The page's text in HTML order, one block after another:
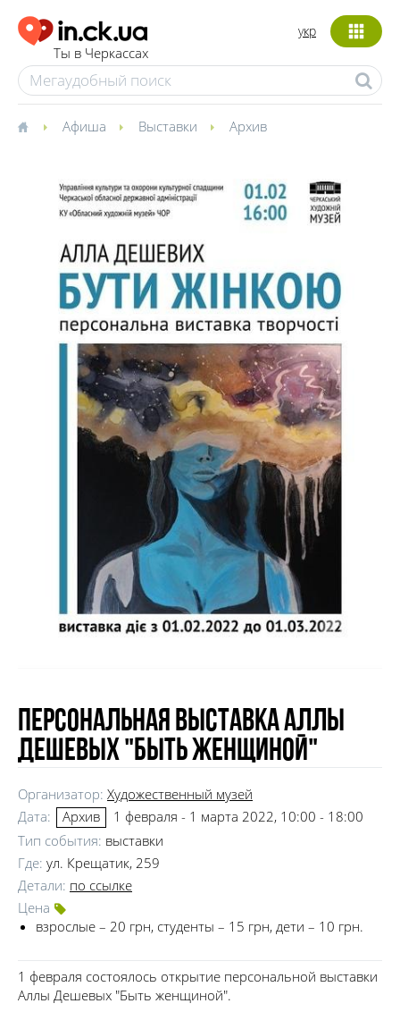
Ты в Черкассах
укр
Афиша Выставки Архив
Персональная выставка Аллы
Дешевых "Быть женщиной"
Организатор: Художественный музей
Дата:
Архив
1 февраля - 1 марта 2022, 10:00 - 18:00
Тип события: выставки
Где: ул. Крещатик, 259
Детали: по ссылке
Цена
взрослые – 20 грн, студенты – 15 грн, дети – 10 грн.
1 февраля состоялось открытие персональной выставки
Аллы Дешевых "Быть ​​женщиной".